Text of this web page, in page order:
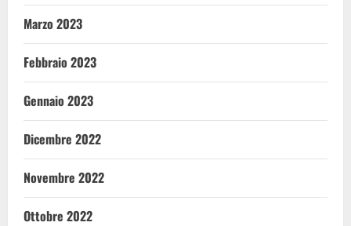
Marzo 2023
Febbraio 2023
Gennaio 2023
Dicembre 2022
Novembre 2022
Ottobre 2022